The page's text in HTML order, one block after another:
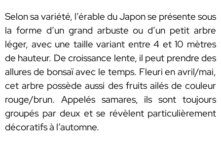
Selon sa variété, l’érable du Japon se présente sous
la forme d’un grand arbuste ou d’un petit arbre
léger, avec une taille variant entre 4 et 10 mètres
de hauteur. De croissance lente, il peut prendre des
allures de bonsaï avec le temps. Fleuri en avril/mai,
cet arbre possède aussi des fruits ailés de couleur
rouge/brun. Appelés samares, ils sont toujours
groupés par deux et se révèlent particulièrement
décoratifs à l’automne.